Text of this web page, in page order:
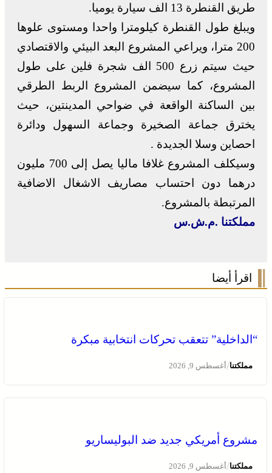
طريق القنطرة 13 الف سيارة يوميا.
ويبلغ طول القنطرة كيلومترا واحدا ومستوى علوها
200 مترا، ويراعي المشروع البعد البيئي والاقتصادي
حيث سيتم زرع 500 الف شجرة فلين على طول
المشروع، كما سيضمن المشروع الربط الطرقي
بين الساكنة الواقعة في ضواحي المدينتين، حيث
يخترق جماعة الصخيرة وجماعة السهول ودائرة
احصاين وسلا الجديدة .
وسيكلف المشروع غلافا ماليا يصل إلى 700 مليون
درهما دون احتساب مصاريف الاشغال الاضافية
المرتبطة بالمشروع.
مملكتنا .م.ش.س
اقرأ أيضا
“الداخلية” تتعقب تحركات انتخابية مبكرة
مملكتنا/أغسطس 9, 2026
مشروع أمريكي جديد ضد البوليساريو
مملكتنا/أغسطس 9, 2026